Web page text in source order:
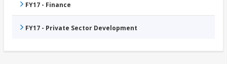
FY17 - Finance
FY17 - Private Sector Development